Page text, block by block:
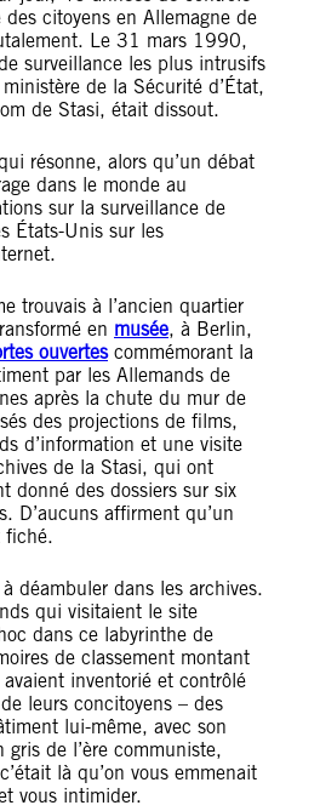
citoyens en Allemagne de
Le 31 mars 1990,
surveillance les plus intrusifs
de la Sécurité d’État,
de Stasi, était dissout.
résonne, alors qu’un débat
dans le monde au
sur la surveillance de
États-Unis sur les
trouvais à l’ancien quartier
en musée, à Berlin,
ouvertescommémorant la
par les Allemands de
après la chute du mur de
des projections de films,
d’information et une visite
de la Stasi, qui ont
donné des dossiers sur six
D’aucuns affirment qu’un
fiché.
déambuler dans les archives.
qui visitaient le site
dans ce labyrinthe de
de classement montant
inventorié et contrôlé
leurs concitoyens – des
lui-même, avec son
de l’ère communiste,
là qu’on vous emmenait
vous intimider.